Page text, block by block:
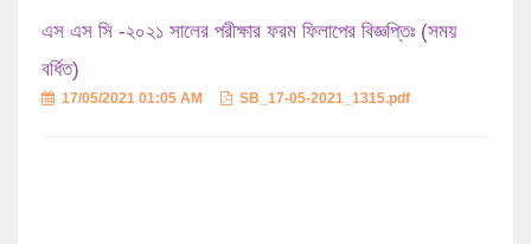
এস এস সি -২০২১ সালের পরীক্ষার ফরম ফিলাপের বিজ্ঞপ্তিঃ (সময়
বর্ধিত)
17/05/2021 01:05 AM SB_17-05-2021_1315.pdf